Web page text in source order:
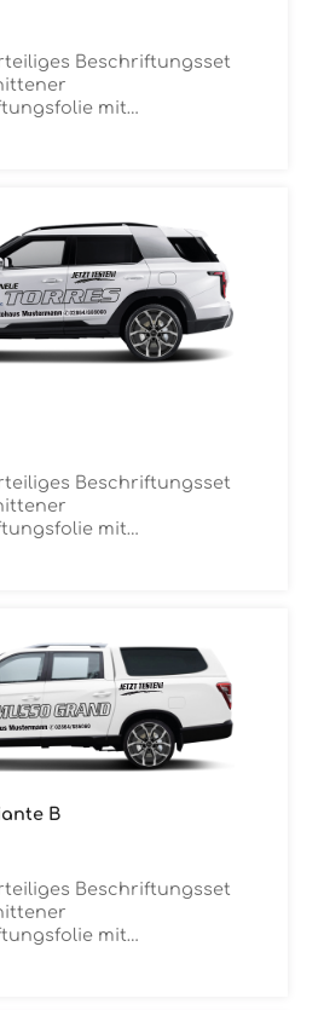
Beschriftungsset
mit
Folie ist Rückstandsfrei
Beschriftungsset
mit
Folie ist Rückstandsfrei
B
Beschriftungsset
mit
Folie ist Rückstandsfrei